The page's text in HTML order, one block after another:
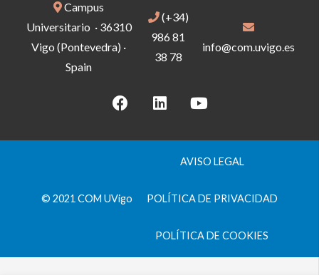
Campus
Universitario · 36310
Vigo (Pontevedra) ·
Spain
(+34)
986 81
38 78
info@com.uvigo.es
© 2021 COM UVigo
AVISO LEGAL
POLÍTICA DE PRIVACIDAD
POLÍTICA DE COOKIES